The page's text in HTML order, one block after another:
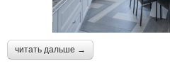
читать дальше →